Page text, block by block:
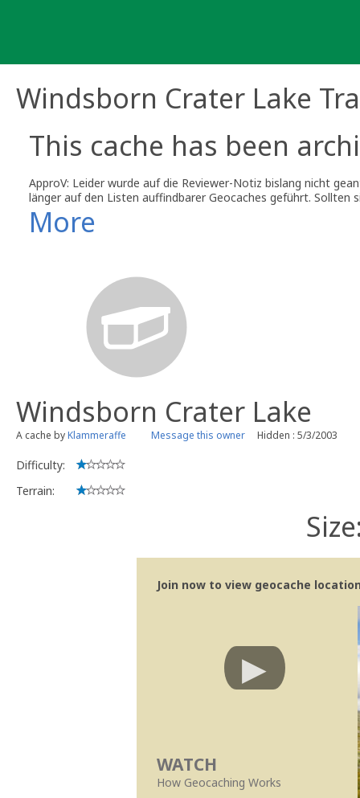
Windsborn Crater Lake
This cache has been
ApproV: Leider wurde auf die Reviewer-Notiz bislang nicht
länger auf den Listen auffindbarer Geocaches geführt.
lässt sich jederzeit wieder rückgängig machen.
Mit freundlichen Grüßen,
[url=http://www.die-reviewer.info/guidelines.htm]Das
More
Windsborn Crater Lake
A cache byKlammeraffe Message this owner Hidden : 5/3/2003
Difficulty:
Terrain:
Join now to view geocache
WATCH
How Geocaching Works